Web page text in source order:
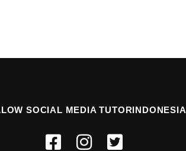
SOCIAL MEDIA TUTORINDONESIA